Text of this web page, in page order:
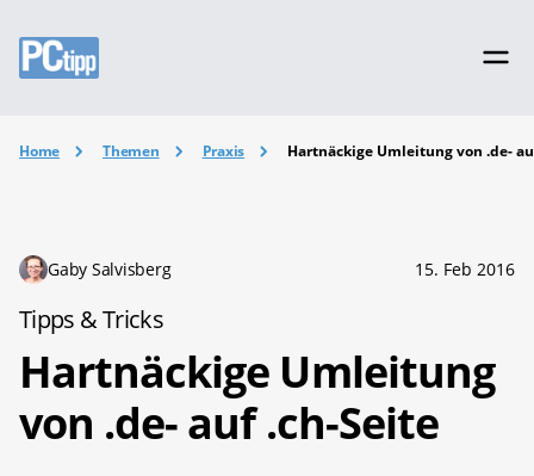
Home Themen Praxis Hartnäckige Umleitung von .de-
Gaby Salvisberg 15. Feb 2016
Tipps & Tricks
Hartnäckige Umleitung
von .de- auf .ch-Seite